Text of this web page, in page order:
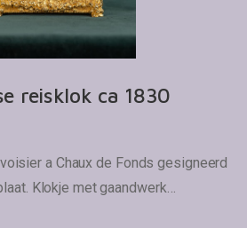
reisklok ca 1830
a Chaux de Fonds gesigneerd
Klokje met gaandwerk…